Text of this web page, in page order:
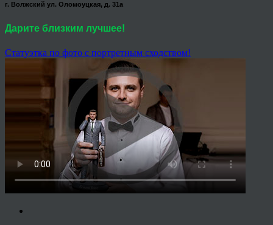
г. Волжский ул. Оломоуцкая, д. 31а
Дарите близким лучшее!
Статуэтка по фото с портретным сходством!